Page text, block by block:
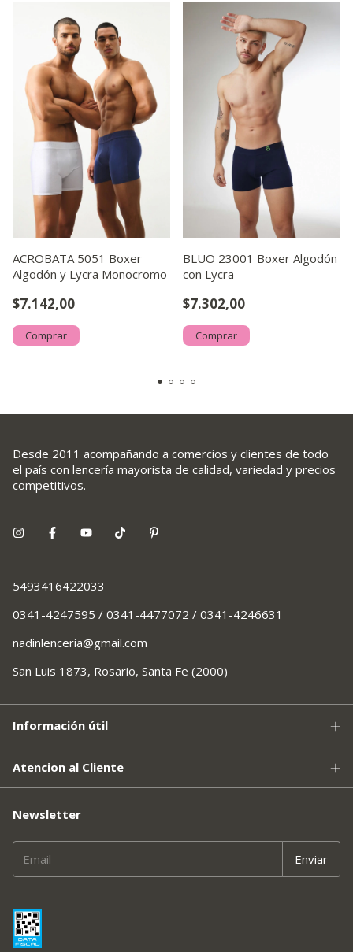
ACROBATA 5051 Boxer
Algodón y Lycra Monocromo
$7.142,00
Comprar
BLUO 23001 Boxer Algodón
con Lycra
$7.302,00
Comprar
Desde 2011 acompañando a comercios y clientes de todo
el país con lencería mayorista de calidad, variedad y precios
competitivos.
5493416422033
0341-4247595 / 0341-4477072 / 0341-4246631
nadinlenceria@gmail.com
San Luis 1873, Rosario, Santa Fe (2000)
Información útil
Atencion al Cliente
Newsletter